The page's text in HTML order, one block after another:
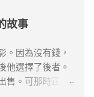
然提供有效的...
租約等）。 2.
空殼公司」 高才
批率超80%。
供合理解釋，
入不達標 月薪需
強不屈，至少
上.....
自網絡或筆者
行衡量風險，
匯報說，今早集
後回來告訴老闆
諾又第三次跑到
現在請您坐到這
故事
。因為沒有錢，
他選擇了後者。
。可那時正是